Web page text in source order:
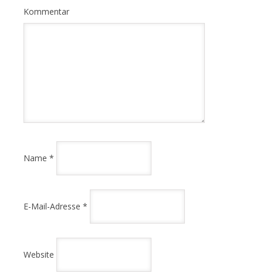
Kommentar
Name *
E-Mail-Adresse *
Website